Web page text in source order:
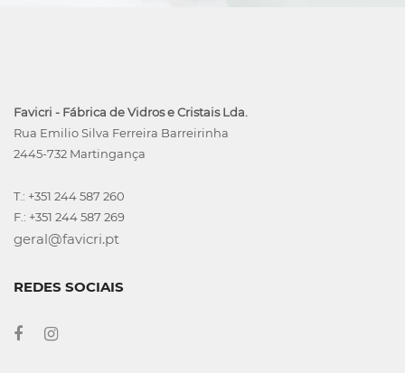
Favicri - Fábrica de Vidros e Cristais Lda.
Rua Emilio Silva Ferreira Barreirinha
2445-732 Martingança
T.: +351 244 587 260
F.: +351 244 587 269
geral@favicri.pt
REDES SOCIAIS